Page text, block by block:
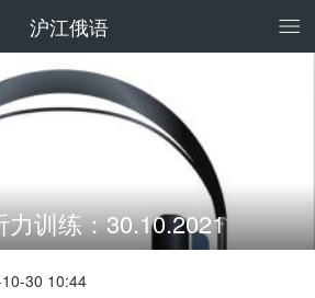
沪江俄语
训练：30.10.2021
30 10:44